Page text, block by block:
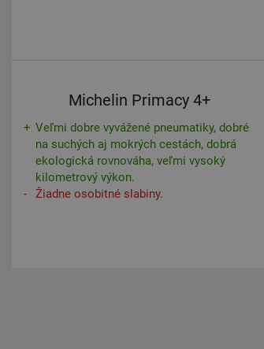
Michelin Primacy 4+
Veľmi dobre vyvážené pneumatiky, dobré
na suchých aj mokrých cestách, dobrá
ekologická rovnováha, veľmi vysoký
kilometrový výkon.
Žiadne osobitné slabiny.